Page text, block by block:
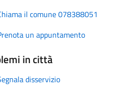
il comune 078388051
un appuntamento
in città
disservizio